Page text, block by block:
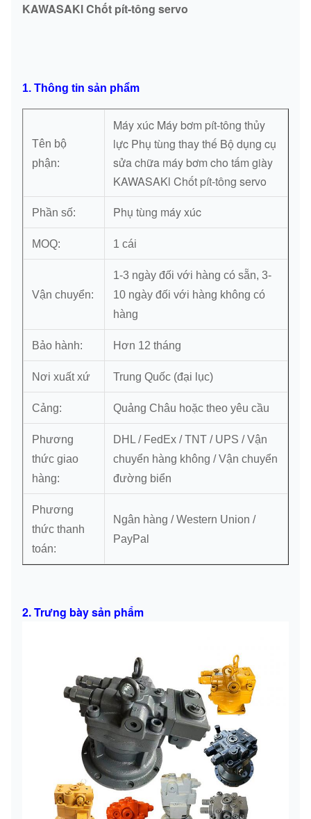
KAWASAKl Chốt pít-tông servo
1. Thông tin sản phẩm
Tên bộ
phận:
Máy xúc Máy bơm pít-tông thủy
lực Phụ tùng thay thế Bộ dụng cụ
sửa chữa máy bơm cho tấm giày
KAWASAKl Chốt pít-tông servo
Phần số: Phụ tùng máy xúc
MOQ: 1 cái
Vận chuyển:
1-3 ngày đối với hàng có sẵn, 3-
10 ngày đối với hàng không có
hàng
Bảo hành: Hơn 12 tháng
Nơi xuất xứ Trung Quốc (đại lục)
Cảng: Quảng Châu hoặc theo yêu cầu
Phương
thức giao
hàng:
DHL / FedEx / TNT / UPS / Vận
chuyển hàng không / Vận chuyển
đường biển
Phương
thức thanh
toán:
Ngân hàng / Western Union /
PayPal
2. Trưng bày sản phẩm